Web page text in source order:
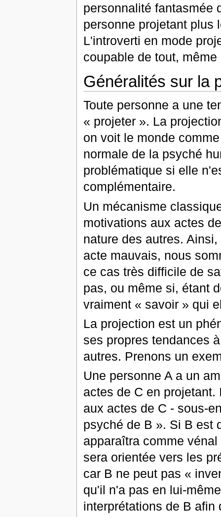
personnalité fantasmée
personne projetant plus
L'introverti en mode
coupable de tout,
Généralités sur la
Toute personne a une
« projeter ». La
on voit le monde
normale de la psyché
problématique si elle
complémentaire.
Un mécanisme
motivations aux actes
nature des autres.
acte mauvais, nous
ce cas très difficile de
pas, ou même si, étant
vraiment « savoir » qui
La projection est un
ses propres tendances
autres. Prenons un
Une personne A a un
actes de C en
aux actes de C - sous-
psyché de B ». Si B est
apparaîtra comme
sera orientée vers les
car B ne peut pas «
qu'il n'a pas en lui-
interprétations de B